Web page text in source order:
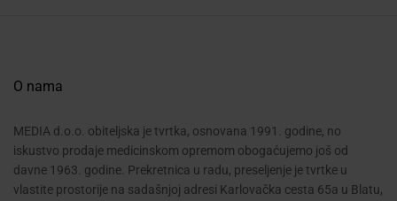
O nama
MEDIA d.o.o. obiteljska je tvrtka, osnovana 1991. godine, no
iskustvo prodaje medicinskom opremom obogaćujemo još od
davne 1963. godine. Prekretnica u radu, preseljenje je tvrtke u
vlastite prostorije na sadašnjoj adresi Karlovačka cesta 65a u Blatu,